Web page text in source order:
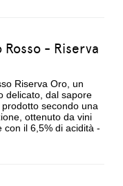
Rosso - Riserva
Riserva Oro, un
delicato, dal sapore
secondo una
ottenuto da vini
con il 6,5% di acidità -